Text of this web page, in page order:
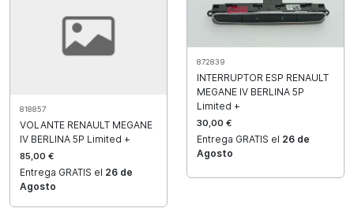
818857
VOLANTE RENAULT MEGANE
IV BERLINA 5P Limited +
85,00 €
Entrega GRATIS el 26 de
Agosto
872839
INTERRUPTOR ESP RENAULT
MEGANE IV BERLINA 5P
Limited +
30,00 €
Entrega GRATIS el 26 de
Agosto